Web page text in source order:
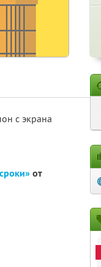
с экрана
от